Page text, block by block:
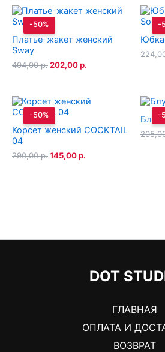
-50%
Платье-жакет женский
Sway
404,00р.Первоначальная
202,00р.
-
Юбка
-50%
Корсет женский COCKTAIL
04
290,00р.Первоначальная
145,00р.
-
DOT
ГЛАВНАЯ
ОПЛАТА И
ВОЗВРАТ